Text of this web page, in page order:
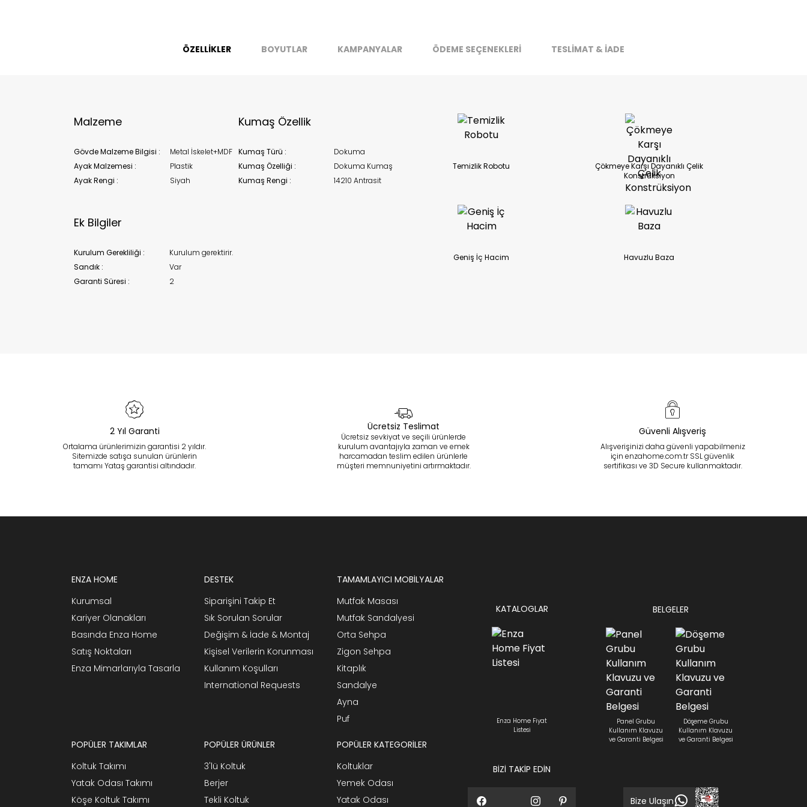
Stock moves super-fast. This look-up is an indication of where stock
might be available but we can't guarantee it'll be there for long.
ÖZELLİKLER BOYUTLAR KAMPANYALAR ÖDEME SEÇENEKLERİ TESLİMAT & İADE
Malzeme
Gövde Malzeme Bilgisi :
Metal İskelet+MDF
Ayak Malzemesi :
Plastik
Ayak Rengi :
Siyah
Ek Bilgiler
Kurulum Gerekliliği :
Kurulum gerektirir.
Sandık :
Var
Garanti Süresi :
2
Kumaş Özellik
Kumaş Türü :
Dokuma
Kumaş Özelliği :
Dokuma Kumaş
Kumaş Rengi :
14210 Antrasit
Temizlik Robotu
Çökmeye Karşı Dayanıklı Çelik
Konstrüksiyon
Geniş İç Hacim Havuzlu Baza
2 Yıl Garanti
Ortalama ürünlerimizin garantisi 2 yıldır.
Sitemizde satışa sunulan ürünlerin
tamamı Yataş garantisi altındadır.
Ücretsiz Teslimat
Ücretsiz sevkiyat ve seçili ürünlerde
kurulum avantajıyla zaman ve emek
harcamadan teslim edilen ürünlerle
müşteri memnuniyetini artırmaktadır.
Güvenli Alışveriş
Alışverişinizi daha güvenli yapabilmeniz
için enzahome.com.tr SSL güvenlik
sertifikası ve 3D Secure kullanmaktadır.
ENZA HOME
Kurumsal
Kariyer Olanakları
Basında Enza Home
Satış Noktaları
Enza Mimarlarıyla Tasarla
DESTEK
Siparişini Takip Et
Sık Sorulan Sorular
Değişim & İade & Montaj
Kişisel Verilerin Korunması
Kullanım Koşulları
International Requests
TAMAMLAYICI MOBİLYALAR
Mutfak Masası
Mutfak Sandalyesi
Orta Sehpa
Zigon Sehpa
Kitaplık
Sandalye
Ayna
Puf
POPÜLER TAKIMLAR
Koltuk Takımı
Yatak Odası Takımı
Köşe Koltuk Takımı
POPÜLER ÜRÜNLER
3'lü Koltuk
Berjer
Tekli Koltuk
POPÜLER KATEGORİLER
Koltuklar
Yemek Odası
Yatak Odası
KATALOGLAR
Enza Home Fiyat
Listesi
BİZİ TAKİP EDİN
BELGELER
Panel Grubu
Kullanım Klavuzu
ve Garanti Belgesi
Döşeme Grubu
Kullanım Klavuzu
ve Garanti Belgesi
Bize Ulaşın